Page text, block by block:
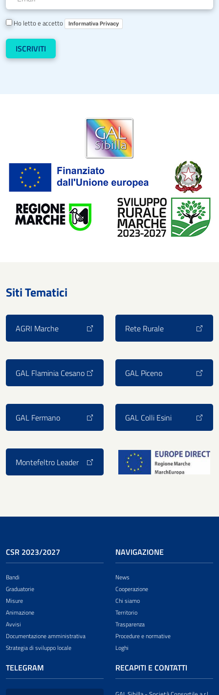
Ho letto e accetto Informativa Privacy
Siti Tematici
AGRI Marche Rete Rurale
GAL Flaminia Cesano GAL Piceno
GAL Fermano GAL Colli Esini
Montefeltro Leader
CSR 2023/2027
Bandi
Graduatorie
Misure
Animazione
Avvisi
Documentazione amministrativa
Strategia di sviluppo locale
NAVIGAZIONE
News
Cooperazione
Chi siamo
Territorio
Trasparenza
Procedure e normative
Loghi
TELEGRAM RECAPITI E CONTATTI